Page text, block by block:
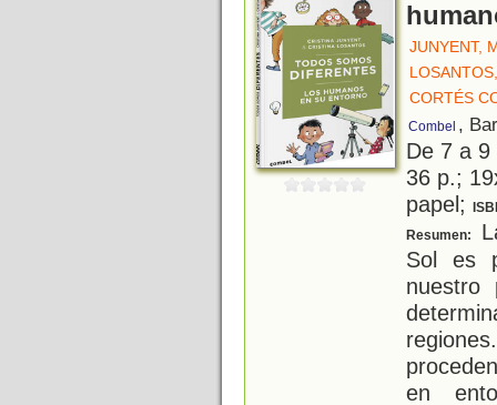
JUNYENT,
CORTÉS
Combel ,
De 7 a
36 p.;
papel;
Resumen:
Sol es
en